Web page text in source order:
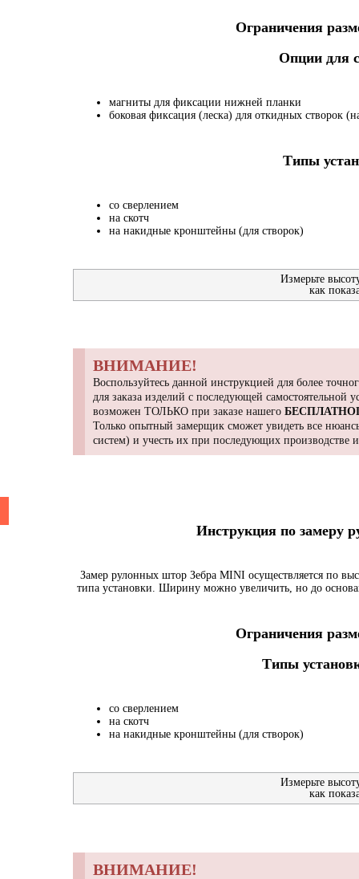
Ограничения
Опции для
магниты для фиксации нижней планки
боковая фиксация (леска) для откидных створок
Типы
со сверлением
на скотч
на накидные кронштейны (для створок)
Измерьте
как
ВНИМАНИЕ!
Воспользуйтесь данной инструкцией для более
для заказа изделий с последующей
возможен ТОЛЬКО при заказе нашего
Только опытный замерщик сможет увидеть все
систем) и учесть их при последующих производстве
Инструкция по
Замер рулонных штор Зебра MINI осуществляется по
типа установки. Ширину можно увеличить, но до
Ограничения
Типы
со сверлением
на скотч
на накидные кронштейны (для створок)
Измерьте
как
ВНИМАНИЕ!